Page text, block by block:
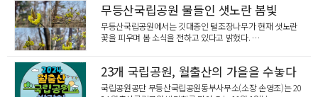
무등산국립공원 물들인 샛노란 봄빛
무등산국립공원에서는 깃대종인 털조장나무가 현재 샛노란
꽃을 피우며 봄 소식을 전하고 있다고 밝혔다. …
23개 국립공원, 월출산의 가을을 수놓다
국립공원공단 무등산국립공원동부사무소(소장 손영조)는 20